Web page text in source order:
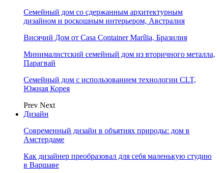
Семейный дом со сдержанным архитектурным
дизайном и роскошным интерьером, Австралия
Висячий Дом от Casa Container Marília, Бразилия
Минималистский семейный дом из вторичного металла,
Парагвай
Семейный дом с использованием технологии CLT,
Южная Корея
Prev Next
Дизайн
Современный дизайн в объятиях природы: дом в
Амстердаме
Как дизайнер преобразовал для себя маленькую студию
в Варшаве